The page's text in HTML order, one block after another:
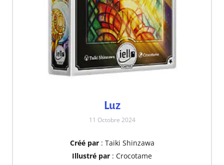
Luz
11 Octobre 2024
Créé par: Taiki Shinzawa
Illustré par : Crocotame